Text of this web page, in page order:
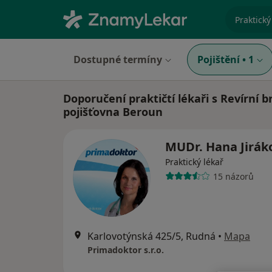
Dostupné termíny Pojištění • 1
Doporučení praktičtí lékaři s Revírní
pojišťovna Beroun
MUDr. Hana
Praktický lékař
15 názorů
Karlovotýnská 425/5, Rudná • Mapa
Primadoktor s.r.o.